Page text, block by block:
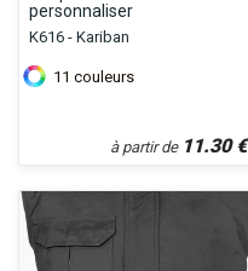
personnaliser
K616 - Kariban
11 couleurs
à partir de 11.30€